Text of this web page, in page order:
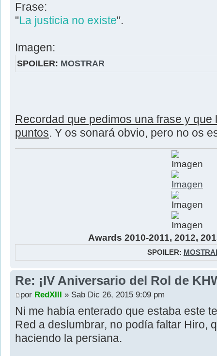
Frase:
"La justicia no existe".
Imagen:
SPOILER: MOSTRAR
Recordad que pedimos una frase y
puntos. Y os sonará obvio, pero no os
Awards 2010-2011, 2012,
SPOILER:
Re: ¡IV Aniversario del Rol de
por RedXIII » Sab Dic 26, 2015 9:09 pm
Ni me había enterado que estaba este
Red a deslumbrar, no podía faltar Hiro,
haciendo la persiana.